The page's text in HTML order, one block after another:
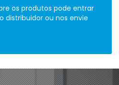
os produtos pode entrar
ou nos envie